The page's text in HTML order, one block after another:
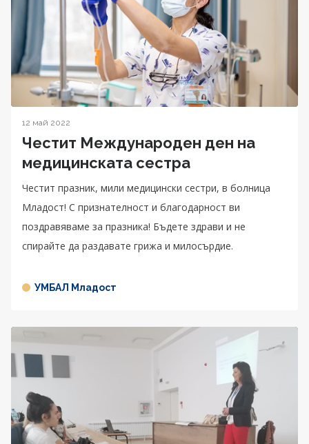
12 май 2022
Честит Международен ден на
медицинската сестра
Честит празник, мили медицински сестри, в болница
Младост! С признателност и благодарност ви
поздравяваме за празника! Бъдете здрави и не
спирайте да раздавате грижа и милосърдие.
УМБАЛ Младост